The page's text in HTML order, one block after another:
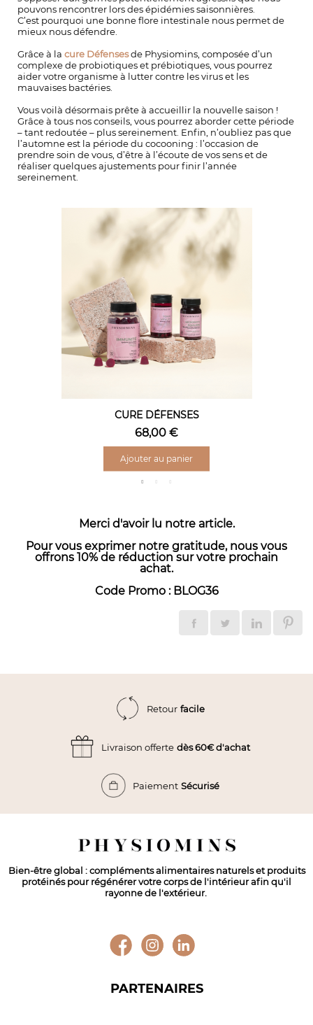
pouvons rencontrer lors des épidémies saisonnières.
C’est pourquoi une bonne flore intestinale nous permet de
mieux nous défendre.
Grâce à la cure Défensesde Physiomins, composée d’un
complexe de probiotiques et prébiotiques, vous pourrez
aider votre organisme à lutter contre les virus et les
mauvaises bactéries.
Vous voilà désormais prête à accueillir la nouvelle saison !
Grâce à tous nos conseils, vous pourrez aborder cette période
– tant redoutée – plus sereinement. Enfin, n’oubliez pas que
l’automne est la période du cocooning : l’occasion de
prendre soin de vous, d’être à l’écoute de vos sens et de
réaliser quelques ajustements pour finir l’année
sereinement.
Aperçu rapide
CURE DÉFENSES
68,00 €
Ajouter au panier
Merci d'avoir lu notre article.
Pour vous exprimer notre gratitude, nous vous
offrons 10% de réduction sur votre prochain
achat.
Code Promo : BLOG36
Retour facile
Livraison offerte dès 60€ d'achat
Paiement Sécurisé
Bien-être global : compléments alimentaires naturels et produits
protéinés pour régénérer votre corps de l'intérieur afin qu'il
rayonne de l'extérieur.
PARTENAIRES